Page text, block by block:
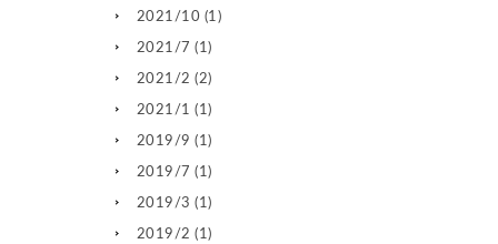
2021/10 (1)
2021/7 (1)
2021/2 (2)
2021/1 (1)
2019/9 (1)
2019/7 (1)
2019/3 (1)
2019/2 (1)